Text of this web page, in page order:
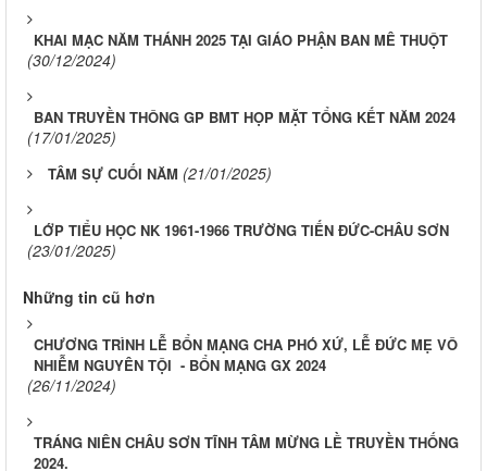
KHAI MẠC NĂM THÁNH 2025 TẠI GIÁO PHẬN BAN MÊ THUỘT
(30/12/2024)
BAN TRUYỀN THÔNG GP BMT HỌP MẶT TỔNG KẾT NĂM 2024
(17/01/2025)
TÂM SỰ CUỐI NĂM (21/01/2025)
LỚP TIỂU HỌC NK 1961-1966 TRƯỜNG TIẾN ĐỨC-CHÂU SƠN
(23/01/2025)
Những tin cũ hơn
CHƯƠNG TRÌNH LỄ BỔN MẠNG CHA PHÓ XỨ, LỄ ĐỨC MẸ VÔ
NHIỄM NGUYÊN TỘI - BỔN MẠNG GX 2024
(26/11/2024)
TRÁNG NIÊN CHÂU SƠN TĨNH TÂM MỪNG LỀ TRUYỀN THỐNG
2024.